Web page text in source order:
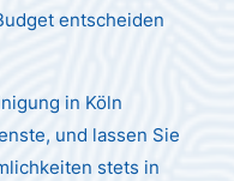
entscheiden
in Köln
und lassen Sie
stets in